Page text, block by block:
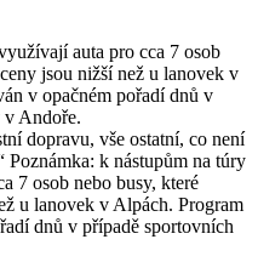
auta pro cca 7 osob
jsou nižší než u lanovek v
v opačném pořadí dnů v
v Andoře.
dopravu, vše ostatní, co není
Poznámka: k nástupům na túry
7 osob nebo busy, které
u lanovek v Alpách. Program
dnů v případě sportovních